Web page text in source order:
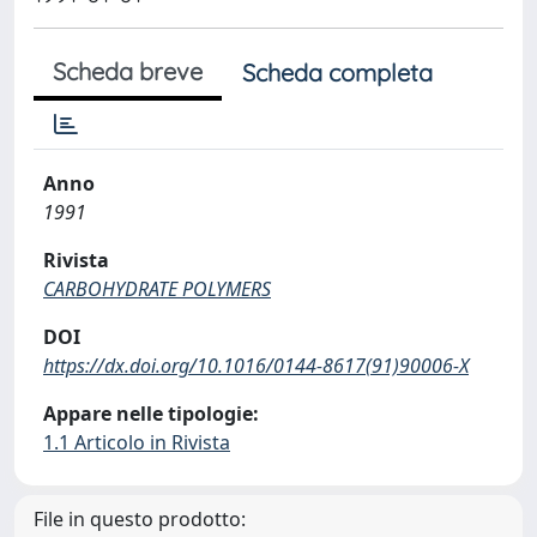
Scheda breve Scheda completa
Anno
1991
Rivista
CARBOHYDRATE POLYMERS
DOI
https://dx.doi.org/10.1016/0144-8617(91)90006-X
Appare nelle tipologie:
1.1 Articolo in Rivista
File in questo prodotto: